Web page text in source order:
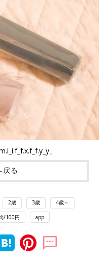
」
戻る
2歳 3歳 4歳～
/100円 app